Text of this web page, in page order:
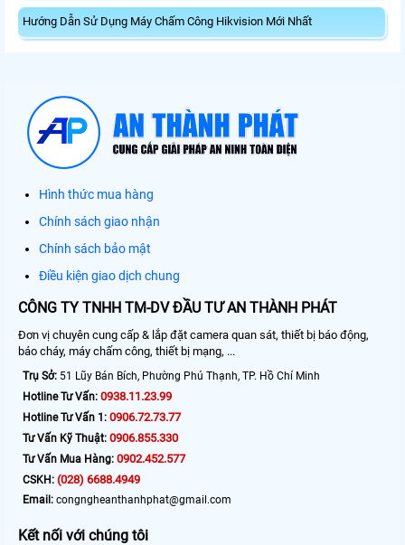
Hướng Dẫn Sử Dụng Máy Chấm Công Hikvision Mới Nhất
Hình thức mua hàng
Chính sách giao nhận
Chính sách bảo mật
Điều kiện giao dịch chung
CÔNG TY TNHH TM-DV ĐẦU TƯ AN THÀNH PHÁT
Đơn vị chuyên cung cấp & lắp đặt camera quan sát, thiết bị báo động,
báo cháy, máy chấm công, thiết bị mạng, ...
Trụ Sở: 51 Lũy Bán Bích, Phường Phú Thạnh, TP. Hồ Chí Minh
Hotline Tư Vấn: 0938.11.23.99
Hotline Tư Vấn 1: 0906.72.73.77
Tư Vấn Kỹ Thuật: 0906.855.330
Tư Vấn Mua Hàng: 0902.452.577
CSKH: (028) 6688.4949
Email: congngheanthanhphat@gmail.com
Kết nối với chúng tôi